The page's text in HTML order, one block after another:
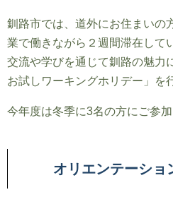
釧路市では、道外にお住まいの
業で働きながら２週間滞在して
交流や学びを通じて釧路の魅力
お試しワーキングホリデー」を
今年度は冬季に3名の方にご参加
オリエンテーショ